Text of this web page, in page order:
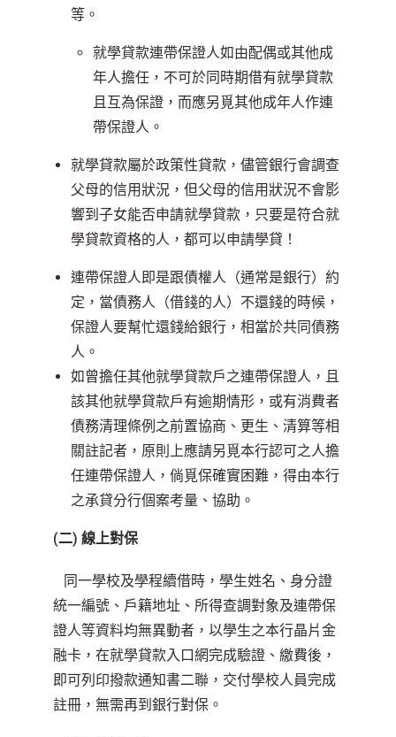
等。
就學貸款連帶保證人如由配偶或其他成
年人擔任，不可於同時期借有就學貸款
且互為保證，而應另覓其他成年人作連
帶保證人。
就學貸款屬於政策性貸款，儘管銀行會調查
父母的信用狀況，但父母的信用狀況不會影
響到子女能否申請就學貸款，只要是符合就
學貸款資格的人，都可以申請學貸！
連帶保證人即是跟債權人（通常是銀行）約
定，當債務人（借錢的人）不還錢的時候，
保證人要幫忙還錢給銀行，相當於共同債務
人。
如曾擔任其他就學貸款戶之連帶保證人，且
該其他就學貸款戶有逾期情形，或有消費者
債務清理條例之前置協商、更生、清算等相
關註記者，原則上應請另覓本行認可之人擔
任連帶保證人，倘覓保確實困難，得由本行
之承貸分行個案考量、協助。
(二) 線上對保
同一學校及學程續借時，學生姓名、身分證
統一編號、戶籍地址、所得查調對象及連帶保
證人等資料均無異動者，以學生之本行晶片金
融卡，在就學貸款入口網完成驗證、繳費後，
即可列印撥款通知書二聯，交付學校人員完成
註冊，無需再到銀行對保。